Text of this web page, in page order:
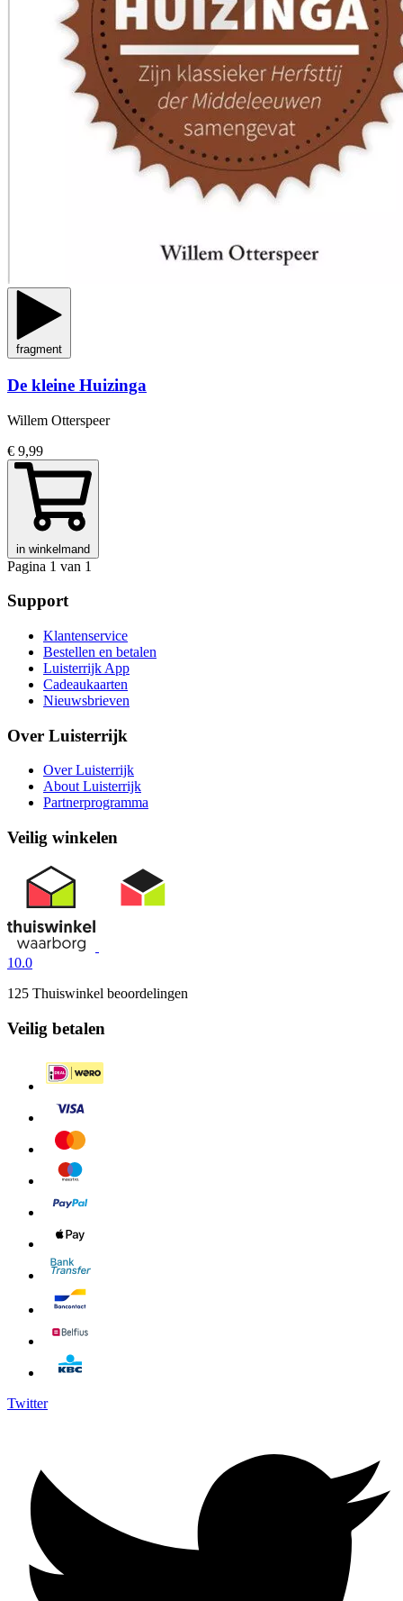
fragment
De kleine Huizinga
Willem Otterspeer
€ 9,99
in winkelmand
Pagina 1 van 1
Support
Klantenservice
Bestellen en betalen
Luisterrijk App
Cadeaukaarten
Nieuwsbrieven
Over Luisterrijk
Over Luisterrijk
About Luisterrijk
Partnerprogramma
Veilig winkelen
10.0
125 Thuiswinkel beoordelingen
Veilig betalen
Twitter